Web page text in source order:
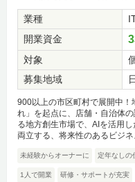
業種
開業資金
対象
募集地域
900以上の市区町村で展開中
れ」を起点に、店舗・自治体
る地方創生市場で、AIを活用
両立する、将来性のあるビジネ
未経験からオーナーに 定年なしの
1人で開業 研修・サポートが充実